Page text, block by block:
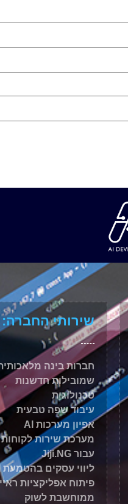
שירותי החברה:
חברות בינה
שמובילות חדשנות
טכנולוגית
עיבוד שפה טבעית
אפיון מערכות AI
מערכת שירות לקוחות
עבור Jiji.NG
ליווי עסקים בהטמעת AI
פיתוח אפליקציות
ממוחשבת לשוק